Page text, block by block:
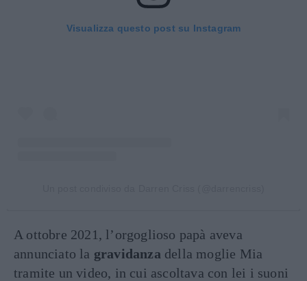
Visualizza questo post su Instagram
A ottobre 2021, l’orgoglioso papà aveva
annunciato la gravidanza della moglie Mia
tramite un video, in cui ascoltava con lei i suoni